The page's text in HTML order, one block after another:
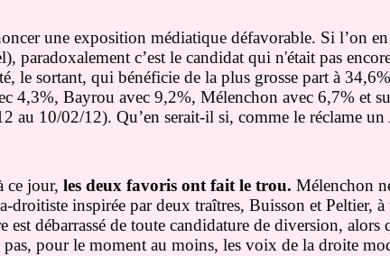
une exposition médiatique défavorable. Si l’on
paradoxalement c’est le candidat qui n'était pas
le sortant, qui bénéficie de la plus grosse part à
4,3%, Bayrou avec 9,2%, Mélenchon avec 6,7% et
au 10/02/12). Qu’en serait-il si, comme le réclame
ce jour, les deux favoris ont fait le trou. Mélenchon
droitiste inspirée par deux traîtres, Buisson et Peltier,
est débarrassé de toute candidature de diversion,
pas, pour le moment au moins, les voix de la droite